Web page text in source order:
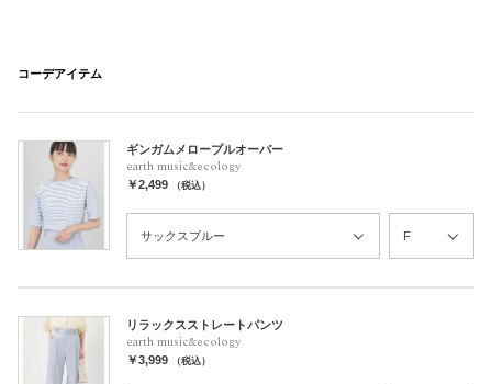
コーデアイテム
ギンガムメロープルオーバー
earth music&ecology
￥2,499 （税込）
リラックスストレートパンツ
earth music&ecology
￥3,999 （税込）